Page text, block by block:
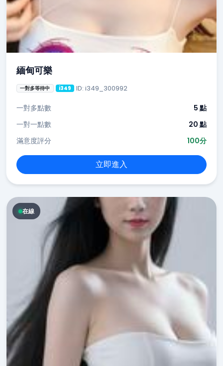
緬甸可樂
一對多等待中 i349 ID: i349_300992
一對多點數
5 點
一對一點數
20 點
滿意度評分
100分
立即進入
在線